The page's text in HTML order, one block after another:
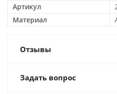
Артикул
Материал
Отзывы
Задать вопрос